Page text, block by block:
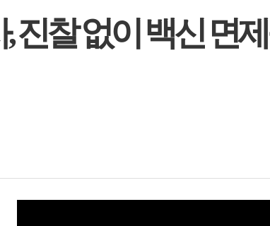
진찰 없이 백신 면